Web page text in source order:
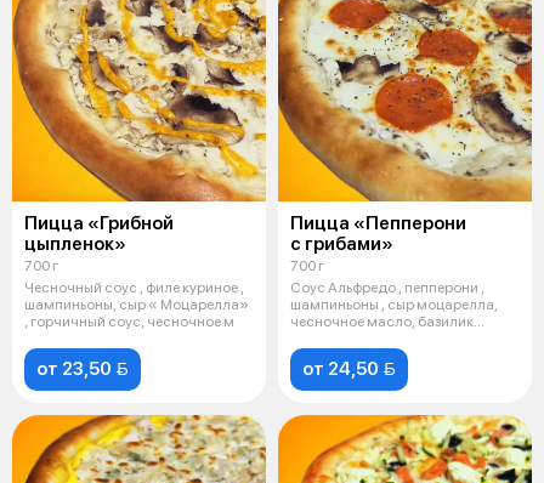
Пицца «Грибной
цыпленок»
700 г
Чесночный соус , филе куриное ,
шампиньоны, сыр « Моцарелла»
, горчичный соус, чесночное м
от 23,50 
Пицца «Пепперони
с грибами»
700 г
Соус Альфредо , пепперони ,
шампиньоны , сыр моцарелла,
чесночное масло, базилик
от 24,50 